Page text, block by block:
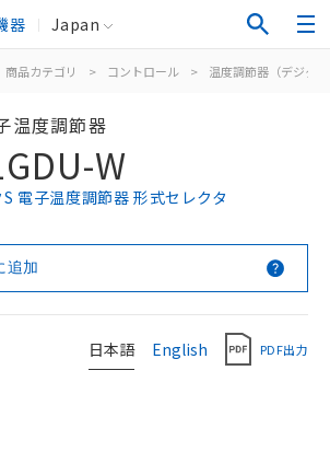
器 Japan
商品カテゴリ > コントロール > 温度調節器（デジタ
温度調節器
W
電子温度調節器 形式セレクタ
追加
日本語 English PDF出力